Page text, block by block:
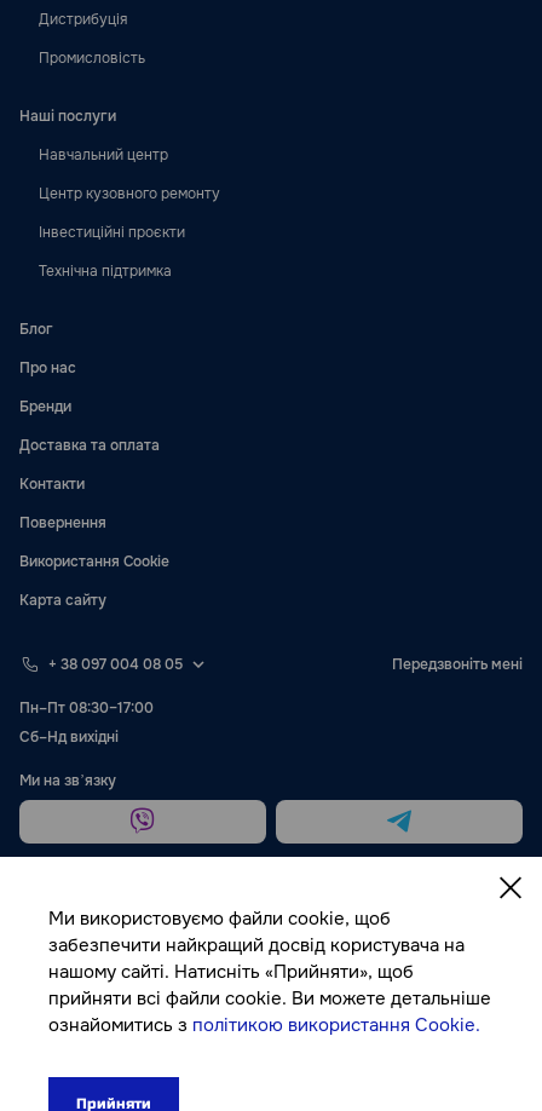
Дистрибуція
Промисловість
Наші послуги
Навчальний центр
Центр кузовного ремонту
Інвестиційні проєкти
Технічна підтримка
Блог
Про нас
Бренди
Доставка та оплата
Контакти
Повернення
Використання Cookie
Карта сайту
+ 38 097 004 08 05 Передзвоніть мені
Пн–Пт 08:30–17:00
Сб–Нд вихідні
Ми на звʼязку
© Autocolor, 2026
Публічна оферта
Ми використовуємо файли cookie, щоб
забезпечити найкращий досвід користувача на
нашому сайті. Натисніть «Прийняти», щоб
прийняти всі файли cookie. Ви можете детальніше
ознайомитись з політикою використання Cookie.
Прийняти